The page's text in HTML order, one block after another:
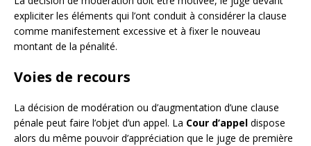
expliciter les éléments qui l’ont conduit à considérer la clause
comme manifestement excessive et à fixer le nouveau
montant de la pénalité.
Voies de recours
La décision de modération ou d’augmentation d’une clause
pénale peut faire l’objet d’un appel. La Cour d’appel dispose
alors du même pouvoir d’appréciation que le juge de première